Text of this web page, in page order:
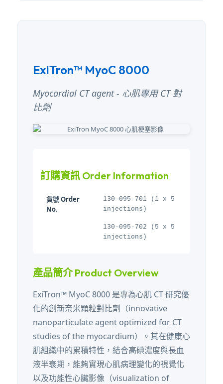
ExiTron™ MyoC 8000
Myocardial CT agent - 心肌專用 CT 對
比劑
訂購資訊 Order Information
貨號 Order
No.
130-095-701 (1 x 5
injections)
130-095-702 (5 x 5
injections)
產品簡介 Product Overview
ExiTron™ MyoC 8000 是專為心肌 CT 研究優
化的創新奈米顆粒對比劑（innovative
nanoparticulate agent optimized for CT
studies of the myocardium）。其在健康心
肌組織中的累積特性，結合高碘濃度與長血
液半衰期，能夠實現心肌病理變化的視覺化
以及功能性心臟影像（visualization of